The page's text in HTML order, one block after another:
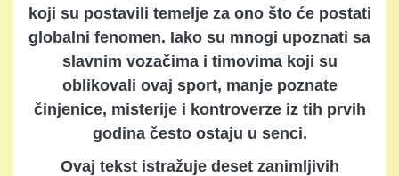
koji su postavili temelje za ono što će postati
globalni fenomen. Iako su mnogi upoznati sa
slavnim vozačima i timovima koji su
oblikovali ovaj sport, manje poznate
činjenice, misterije i kontroverze iz tih prvih
godina često ostaju u senci.
Ovaj tekst istražuje deset zanimljivih